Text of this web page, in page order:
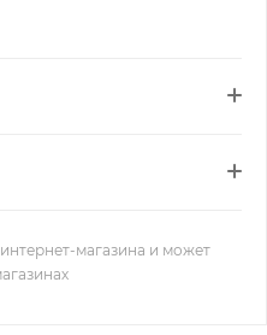
магазина и может